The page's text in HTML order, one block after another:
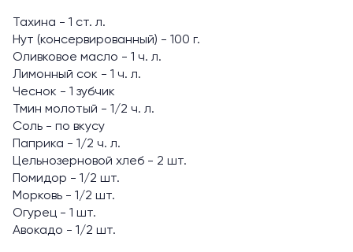
Тахина - 1 ст. л.
Нут (консервированный) - 100 г.
Оливковое масло - 1 ч. л.
Лимонный сок - 1 ч. л.
Чеснок - 1 зубчик
Тмин молотый - 1/2 ч. л.
Соль - по вкусу
Паприка - 1/2 ч. л.
Цельнозерновой хлеб - 2 шт.
Помидор - 1/2 шт.
Морковь - 1/2 шт.
Огурец - 1 шт.
Авокадо - 1/2 шт.